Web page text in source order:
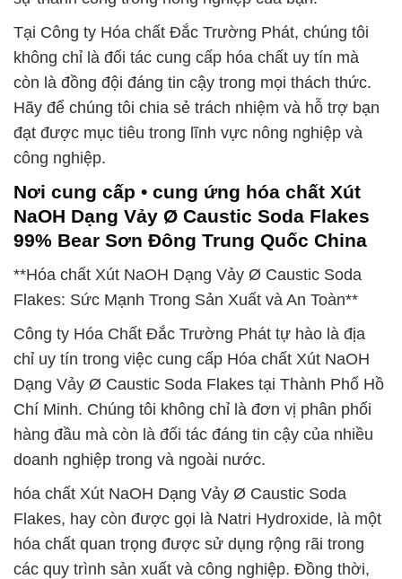
Tại Công ty Hóa chất Đắc Trường Phát, chúng tôi
không chỉ là đối tác cung cấp hóa chất uy tín mà
còn là đồng đội đáng tin cậy trong mọi thách thức.
Hãy để chúng tôi chia sẻ trách nhiệm và hỗ trợ bạn
đạt được mục tiêu trong lĩnh vực nông nghiệp và
công nghiệp.
Nơi cung cấp • cung ứng hóa chất Xút
NaOH Dạng Vảy Ø Caustic Soda Flakes
99% Bear Sơn Đông Trung Quốc China
**Hóa chất Xút NaOH Dạng Vảy Ø Caustic Soda
Flakes: Sức Mạnh Trong Sản Xuất và An Toàn**
Công ty Hóa Chất Đắc Trường Phát tự hào là địa
chỉ uy tín trong việc cung cấp Hóa chất Xút NaOH
Dạng Vảy Ø Caustic Soda Flakes tại Thành Phố Hồ
Chí Minh. Chúng tôi không chỉ là đơn vị phân phối
hàng đầu mà còn là đối tác đáng tin cậy của nhiều
doanh nghiệp trong và ngoài nước.
hóa chất Xút NaOH Dạng Vảy Ø Caustic Soda
Flakes, hay còn được gọi là Natri Hydroxide, là một
hóa chất quan trọng được sử dụng rộng rãi trong
các quy trình sản xuất và công nghiệp. Đồng thời,